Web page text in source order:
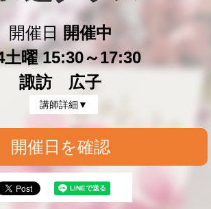
開催日開催中
土曜 15:30～17:30
諏訪 広子
講師詳細▼
開催日を確認